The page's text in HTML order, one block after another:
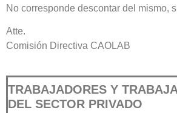
No corresponde descontar del mismo,
Atte.
Comisión Directiva CAOLAB
TRABAJADORES Y
DEL SECTOR PRIVADO